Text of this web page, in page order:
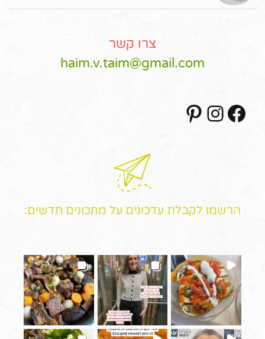
צרו קשר
haim.v.taim@gmail.com
Facebook
Instagram
הרשמו לקבלת עדכונים על מתכונים חדשים: